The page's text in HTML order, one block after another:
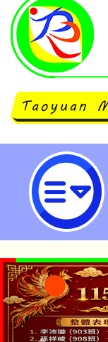
轉知行政
活動，宣
查照。-桃